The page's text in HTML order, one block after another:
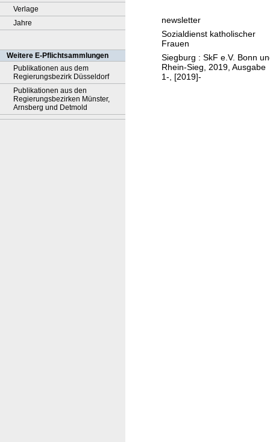
Verlage
Jahre
Weitere E-Pflichtsammlungen
Publikationen aus dem
Regierungsbezirk Düsseldorf
Publikationen aus den
Regierungsbezirken Münster,
Arnsberg und Detmold
f
o
r
m
i
newsletter
Sozialdienst katholischer
Frauen
Siegburg : SkF e.V. Bonn
Rhein-Sieg, 2019, Ausgabe
1-, [2019]-